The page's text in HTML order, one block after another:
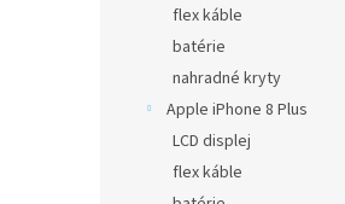
flex káble
batérie
nahradné kryty
Apple iPhone 8 Plus
LCD displej
flex káble